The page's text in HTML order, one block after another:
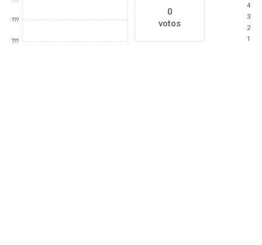
???
???
0
votos
4
3
2
1